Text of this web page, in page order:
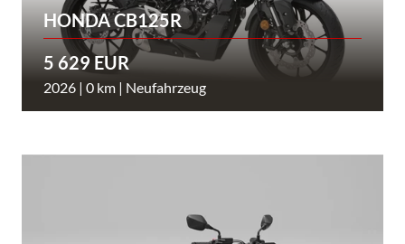
HONDA CB125R
5 629 EUR
2026 | 0 km | Neufahrzeug